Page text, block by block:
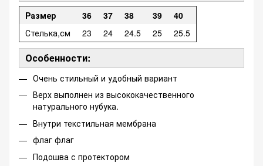
Размер 36 37 38 39
40
Стелька,см
23 24 24.5 25 25.5
Особенности:
Очень стильный и удобный вариант
Верх выполнен из высококачественного
натурального нубука.
Внутри текстильная мембрана
флаг флаг
Подошва с протектором